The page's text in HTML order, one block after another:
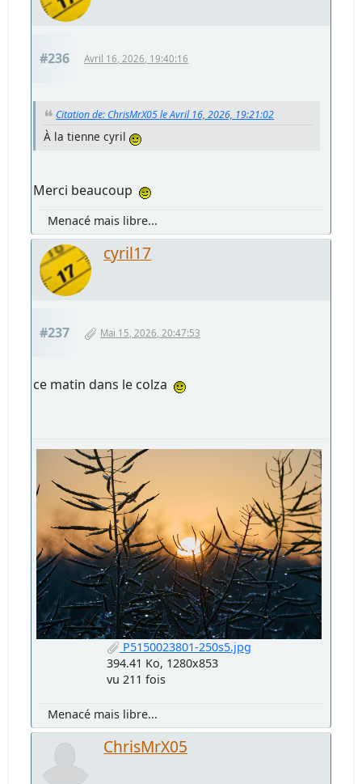
#236 Avril 16, 2026, 19:40:16
Citation de: ChrisMrX05 le Avril 16, 2026, 19:21:02
À la tienne cyril
Merci beaucoup
Menacé mais libre...
cyril17
#237 Mai 15, 2026, 20:47:53
ce matin dans le colza
P5150023801-250s5.jpg
394.41 Ko, 1280x853
vu 211 fois
Menacé mais libre...
ChrisMrX05